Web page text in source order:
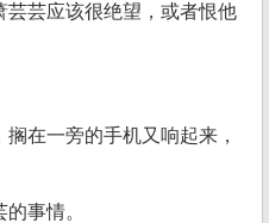
芸芸应该很绝望，或者恨他
在一旁的手机又响起来，
事情。